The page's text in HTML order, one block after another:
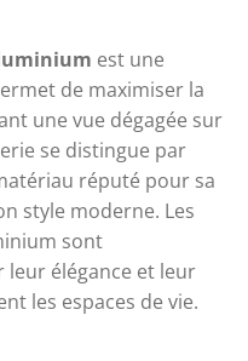
est une
de maximiser la
une vue dégagée sur
se distingue par
réputé pour sa
style moderne. Les
sont
élégance et leur
les espaces de vie.